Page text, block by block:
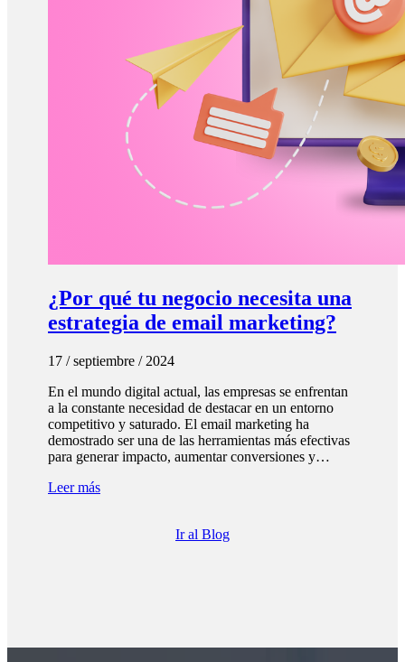
¿Por qué tu negocio necesita una
estrategia de email marketing?
17 / septiembre / 2024
En el mundo digital actual, las empresas se enfrentan
a la constante necesidad de destacar en un entorno
competitivo y saturado. El email marketing ha
demostrado ser una de las herramientas más efectivas
para generar impacto, aumentar conversiones y…
Leer más
Ir al Blog